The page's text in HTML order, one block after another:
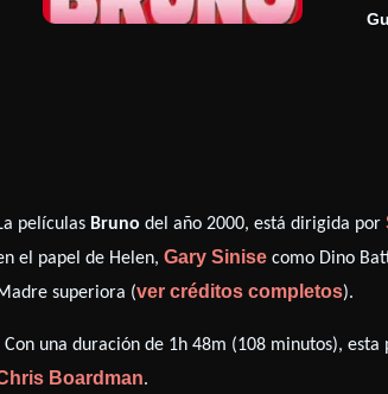
películas Bruno del año 2000, está dirigida por
el papel de Helen,Gary Sinise como Dino
superiora (ver créditos completos).
Con una duración de 1h 48m (108 minutos),
Boardman.